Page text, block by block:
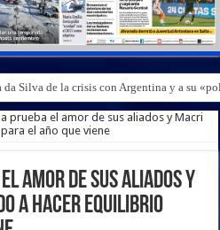
Silva de la crisis con Argentina y a su
prueba el amor de sus aliados y Macri
el año que viene
amor de sus aliados y
a hacer equilibrio